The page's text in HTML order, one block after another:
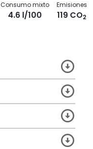
Consumo mixto
4.6 l/100
Emisiones
119 CO2